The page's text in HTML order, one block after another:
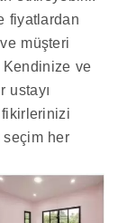
fiyatlardan
müşteri
ve
ustayı
fikirlerinizi
seçim her